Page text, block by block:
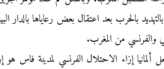
بالتهديد بالحرب بعد اعتقال بعض رعاياها
والفرنسي من المغرب.
إزاء الاحتلال الفرنسي لمدينة فاس